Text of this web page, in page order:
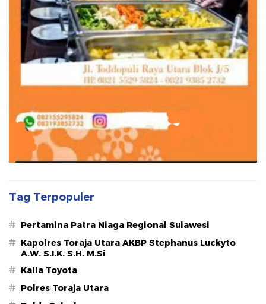
Tag Terpopuler
# Pertamina Patra Niaga Regional Sulawesi
# Kapolres Toraja Utara AKBP Stephanus Luckyto
A.W. S.I.K. S.H. M.Si
# Kalla Toyota
# Polres Toraja Utara